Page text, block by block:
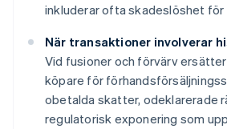
inkluderar ofta skadeslöshet för
När transaktioner involverar
Vid fusioner och förvärv
köpare för
obetalda skatter, odeklarerade
regulatorisk exponering som